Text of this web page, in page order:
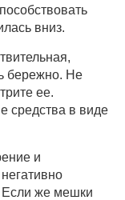
вниз.
бережно. Не
ее.
средства в виде
и
Если же мешки